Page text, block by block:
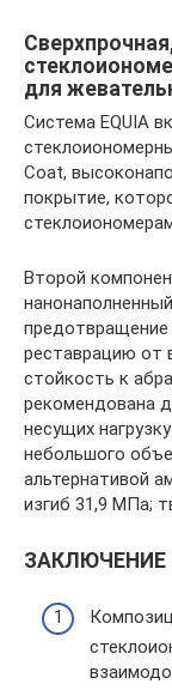
для
Система EQUIA
Coat,
покрытие,
Второй
реставрацию от
стойкость к
рекомендована
несущих
небольшого
альтернативой
изгиб 31,9 МПа;
ЗАКЛЮЧЕНИЕ